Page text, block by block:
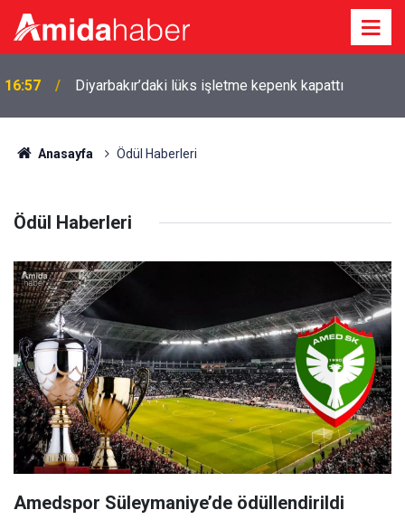
16:57 Diyarbakır’daki lüks işletme kepenk kapattı
Anasayfa Ödül Haberleri
Ödül Haberleri
Amedspor Süleymaniye’de ödüllendirildi